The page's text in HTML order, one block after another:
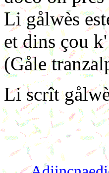
Li gålwès
et dins çou
(Gåle
Li scrît